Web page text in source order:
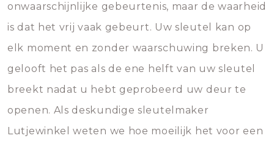
onwaarschijnlijke gebeurtenis, maar de waarheid
is dat het vrij vaak gebeurt. Uw sleutel kan op
elk moment en zonder waarschuwing breken. U
gelooft het pas als de ene helft van uw sleutel
breekt nadat u hebt geprobeerd uw deur te
openen. Als deskundige sleutelmaker
Lutjewinkel weten we hoe moeilijk het voor een